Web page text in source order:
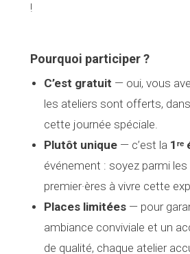
!
Pourquoi participer ?
C’est gratuit — oui, vous
les ateliers sont offerts,
cette journée spéciale.
Plutôt unique — c’est la
événement : soyez parmi les
premier·ères à vivre cette
Places limitées — pour
ambiance conviviale et un
de qualité, chaque atelier